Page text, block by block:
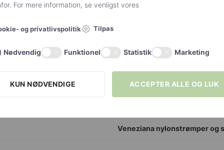
Grå ,Sort,
Størrelsesinterval onesize
Veneziana nylonstrømper og
For mere information, se venligst vores
og privatlivspolitik Tilpas
Nødvendig Funktionel Statistik Marketing
KUN NØDVENDIGE ACCEPTER ALLE OG LUK